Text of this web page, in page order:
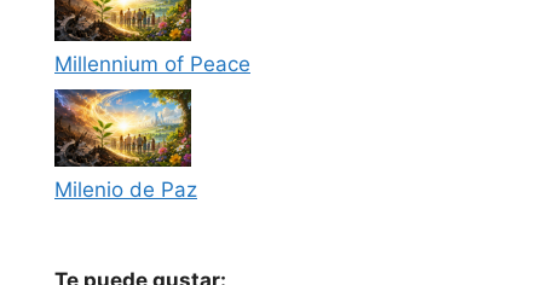
Millennium of Peace
Milenio de Paz
Te puede gustar: